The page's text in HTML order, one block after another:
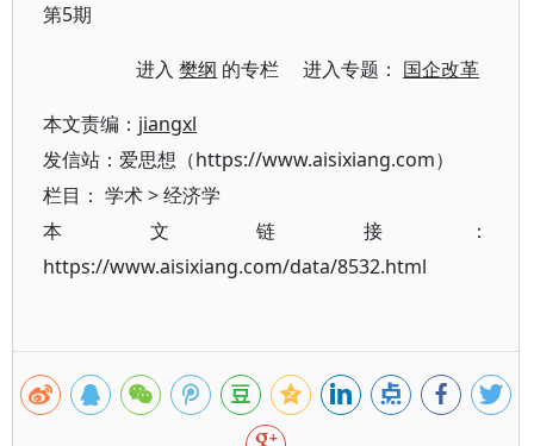
第5期
进入樊纲 的专栏 进入专题： 国企改革
本文责编： jiangxl
发信站：爱思想（https://www.aisixiang.com）
栏目： 学术>经济学
本文链接：
https://www.aisixiang.com/data/8532.html